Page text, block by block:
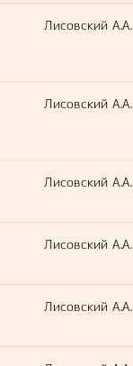
Лисовский А.А.
Лисовский А.А.
Лисовский А.А.
Лисовский А.А.
Лисовский А.А.